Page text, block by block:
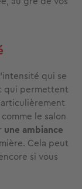
qui se
qui permettent
le salon
une ambiance
Cela peut
si vous